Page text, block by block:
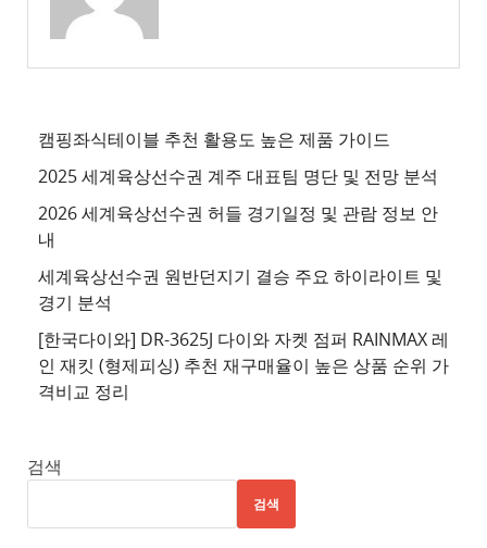
이
트
추
사
이
트
사
이
캠핑좌식테이블 추천 활용도 높은 제품 가이드
2025 세계육상선수권 계주 대표팀 명단 및 전망 분석
2026 세계육상선수권 허들 경기일정 및 관람 정보 안
내
세계육상선수권 원반던지기 결승 주요 하이라이트 및
경기 분석
[한국다이와] DR-3625J 다이와 자켓 점퍼 RAINMAX 레
인 재킷 (형제피싱) 추천 재구매율이 높은 상품 순위 가
격비교 정리
검색
검색